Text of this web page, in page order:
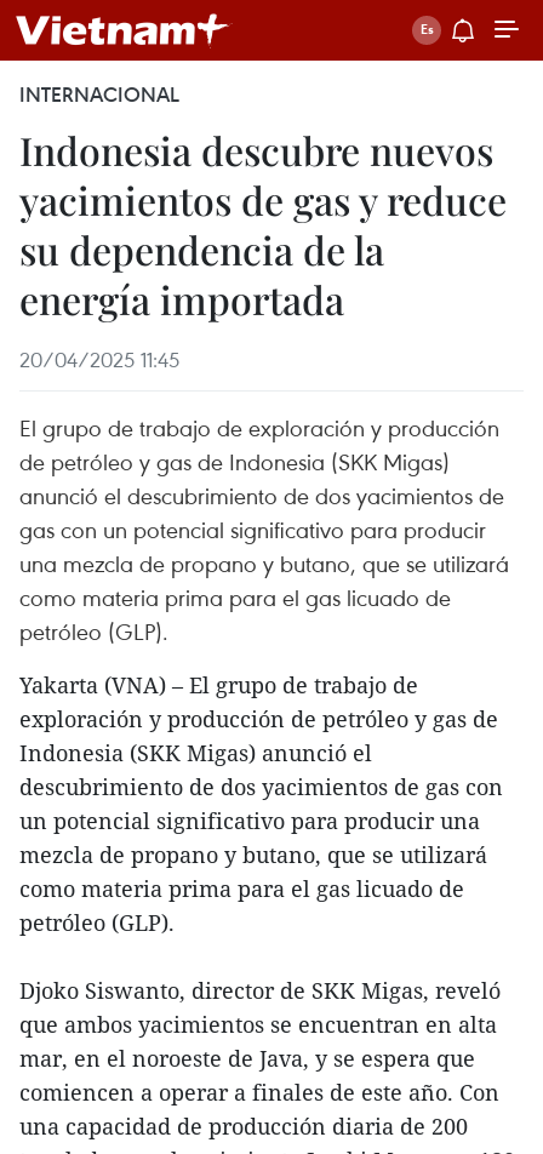
INTERNACIONAL
Indonesia descubre nuevos
yacimientos de gas y reduce
su dependencia de la
energía importada
20/04/2025 11:45
El grupo de trabajo de exploración y producción
de petróleo y gas de Indonesia (SKK Migas)
anunció el descubrimiento de dos yacimientos de
gas con un potencial significativo para producir
una mezcla de propano y butano, que se utilizará
como materia prima para el gas licuado de
petróleo (GLP).
Yakarta (VNA) – El grupo de trabajo de
exploración y producción de petróleo y gas de
Indonesia (SKK Migas) anunció el
descubrimiento de dos yacimientos de gas con
un potencial significativo para producir una
mezcla de propano y butano, que se utilizará
como materia prima para el gas licuado de
petróleo (GLP).
Djoko Siswanto, director de SKK Migas, reveló
que ambos yacimientos se encuentran en alta
mar, en el noroeste de Java, y se espera que
comiencen a operar a finales de este año. Con
una capacidad de producción diaria de 200